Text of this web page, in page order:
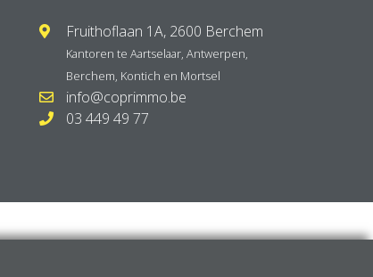
Fruithoflaan 1A, 2600 Berchem
Kantoren te Aartselaar Antwerpen
Berchem Kontich en Mortsel
info@coprimmo.be
03 449 49 77